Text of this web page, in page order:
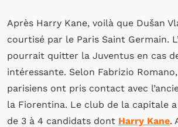
Après Harry Kane, voilà que Dušan
courtisé par le Paris Saint Germain.
pourrait quitter la Juventus en cas
intéressante. Selon Fabrizio
parisiens ont pris contact avec
la Fiorentina. Le club de la capitale
de 3 à 4 candidats dont Harry Kane.